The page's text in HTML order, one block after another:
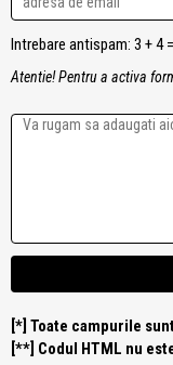
Intrebare antispam: 3 + 4 =
Atentie! Pentru a activa
[*] Toate campurile
[**] Codul HTML nu